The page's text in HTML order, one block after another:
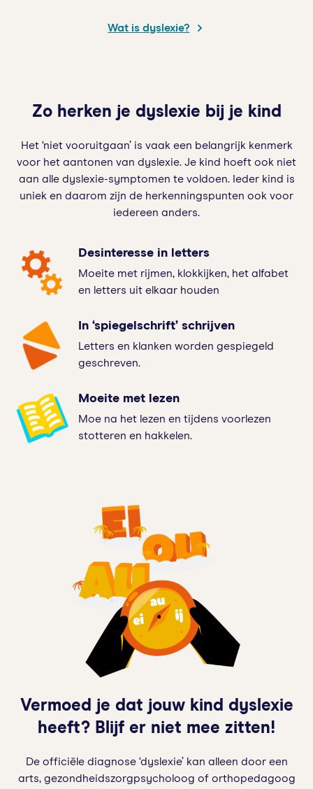
Wat is dyslexie?
Zo herken je dyslexie bij je kind
Het ‘niet vooruitgaan’ is vaak een belangrijk kenmerk
voor het aantonen van dyslexie. Je kind hoeft ook niet
aan alle dyslexie-symptomen te voldoen. Ieder kind is
uniek en daarom zijn de herkenningspunten ook voor
iedereen anders.
Desinteresse in letters
Moeite met rijmen, klokkijken, het alfabet
en letters uit elkaar houden
In ‘spiegelschrift’ schrijven
Letters en klanken worden gespiegeld
geschreven.
Moeite met lezen
Moe na het lezen en tijdens voorlezen
stotteren en hakkelen.
Vermoed je dat jouw kind dyslexie
heeft? Blijf er niet mee zitten!
De officiële diagnose ‘dyslexie’ kan alleen door een
arts, gezondheidszorgpsycholoog of orthopedagoog